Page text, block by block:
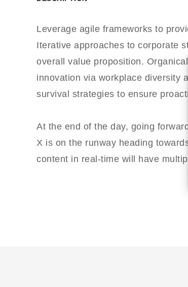
Leverage agile frameworks to
Iterative approaches to corporate
overall value proposition.
innovation via workplace diversity
survival strategies to ensure
At the end of the day, going
X is on the runway heading
content in real-time will have